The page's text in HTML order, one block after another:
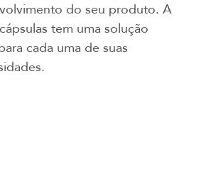
do seu produto. A
tem uma solução
cada uma de suas